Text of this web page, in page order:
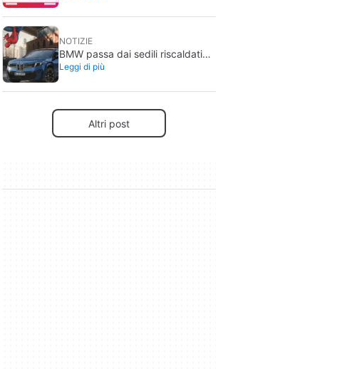
NOTIZIE
BMW passa dai sedili riscaldati
alla pubblicità sui suoi schermi:
Spider-Man?
Leggi di più
Altri post